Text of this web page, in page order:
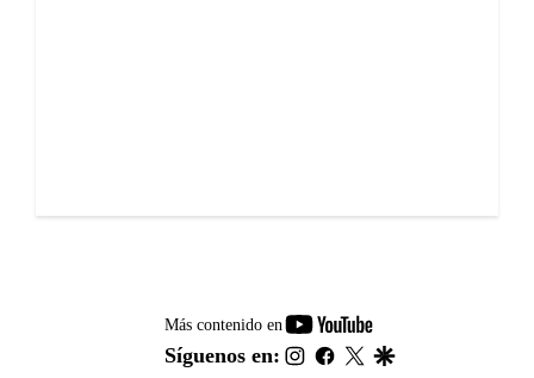
Más contenido en
youtube-
footer
Síguenos en: instagram
facebook
twitter